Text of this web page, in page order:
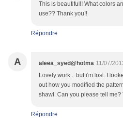
This is beautiful!! What colors
use?? Thank you!!
Répondre
A aleea_syed@hotma 11/07/
Lovely work... but i'm lost. I
out how you modified the
shawl. Can you please tell me?
Répondre